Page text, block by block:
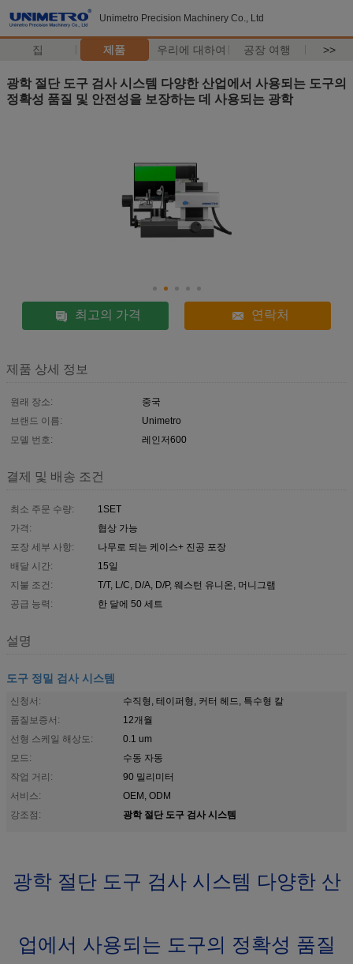
Unimetro Precision Machinery Co., Ltd
집 제품 우리에 대하여 공장 여행 >>
광학 절단 도구 검사 시스템 다양한 산업에서 사용되는 도구의
정확성 품질 및 안전성을 보장하는 데 사용되는 광학
최고의 가격 연락처
제품 상세 정보
원래 장소:
중국
브랜드 이름:
Unimetro
모델 번호:
레인저600
결제 및 배송 조건
최소 주문 수량:
1SET
가격:
협상 가능
포장 세부 사항:
나무로 되는 케이스+ 진공 포장
배달 시간:
15일
지불 조건:
T/T, L/C, D/A, D/P, 웨스턴 유니온, 머니그램
공급 능력:
한 달에 50 세트
설명
도구 정밀 검사 시스템
신청서:
수직형, 테이퍼형, 커터 헤드, 특수형 칼
품질보증서:
12개월
선형 스케일 해상도:
0.1 um
모드:
수동 자동
작업 거리:
90 밀리미터
서비스:
OEM, ODM
강조점:
광학 절단 도구 검사 시스템
광학 절단 도구 검사 시스템 다양한 산
업에서 사용되는 도구의 정확성 품질